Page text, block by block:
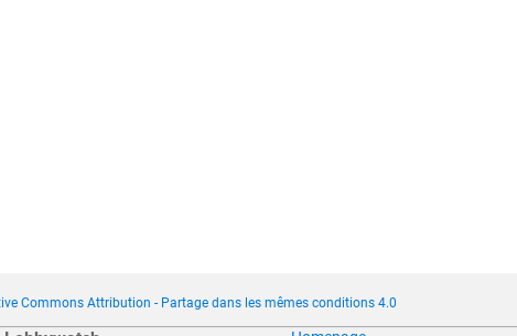
Commons Attribution - Partage dans les mêmes conditions 4.0